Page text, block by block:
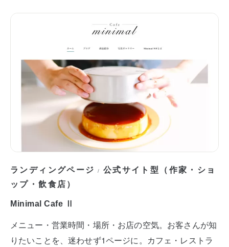
ランディングページ / 公式サイト型（作家・ショ
ップ・飲食店）
Minimal Cafe Ⅱ
メニュー・営業時間・場所・お店の空気。お客さんが知
りたいことを、迷わせず1ページに。カフェ・レストラ